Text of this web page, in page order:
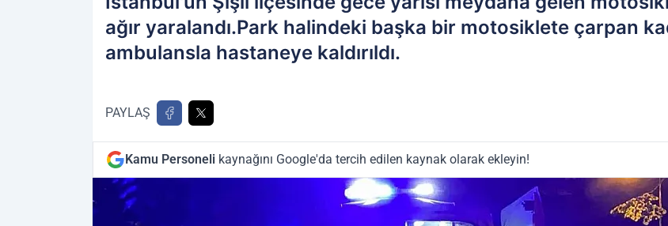
ağır yaralandı.Park halindeki başka bir motosiklete çarpan
ambulansla hastaneye kaldırıldı.
PAYLAŞ
Kamu Personeli kaynağını Google'da tercih edilen kaynak olarak ekleyin!